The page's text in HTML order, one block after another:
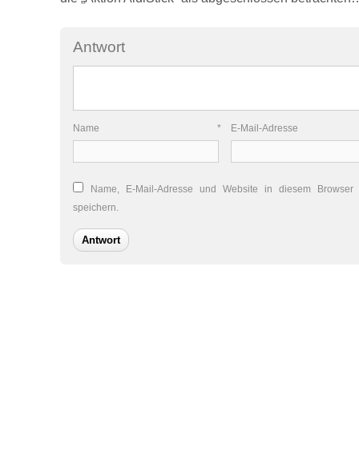
Antwort
Name * E-Mail-
Name, E-Mail-Adresse und Website in diesem
speichern.